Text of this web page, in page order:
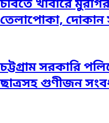
চবিতে খাবারে
তেলাপোকা, দোকান
চট্টগ্রাম সরকারি
ছাত্রসহ গুণীজন